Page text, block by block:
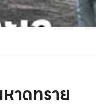
าดทราย